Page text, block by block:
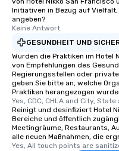
Initiativen in Bezug auf
angeben?
Keine Antwort.
GESUNDHEIT UND
Wurden die Praktiken im Hotel
von Empfehlungen des
Regierungsstellen oder
geben Sie bitte an, welche
Praktiken herangezogen
Yes, CDC, CHLA and City,
Reinigt und desinfiziert Hotel
Bereiche und öffentlich
Meetingräume, Restaurants,
alle neuen Maßnahmen, die
Yes, All touch points are